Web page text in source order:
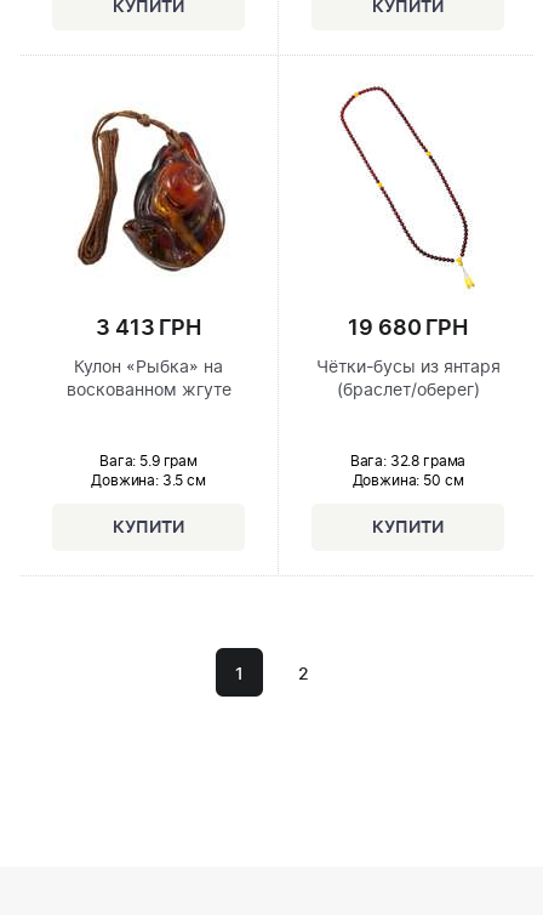
3 413 ГРН
Кулон «Рыбка» на
воскованном жгуте
Вага: 5.9 грам
Довжина:3.5 см
19 680 ГРН
Чётки-бусы из янтаря
(браслет/оберег)
Вага: 32.8 грама
Довжина: 50 см
1 2